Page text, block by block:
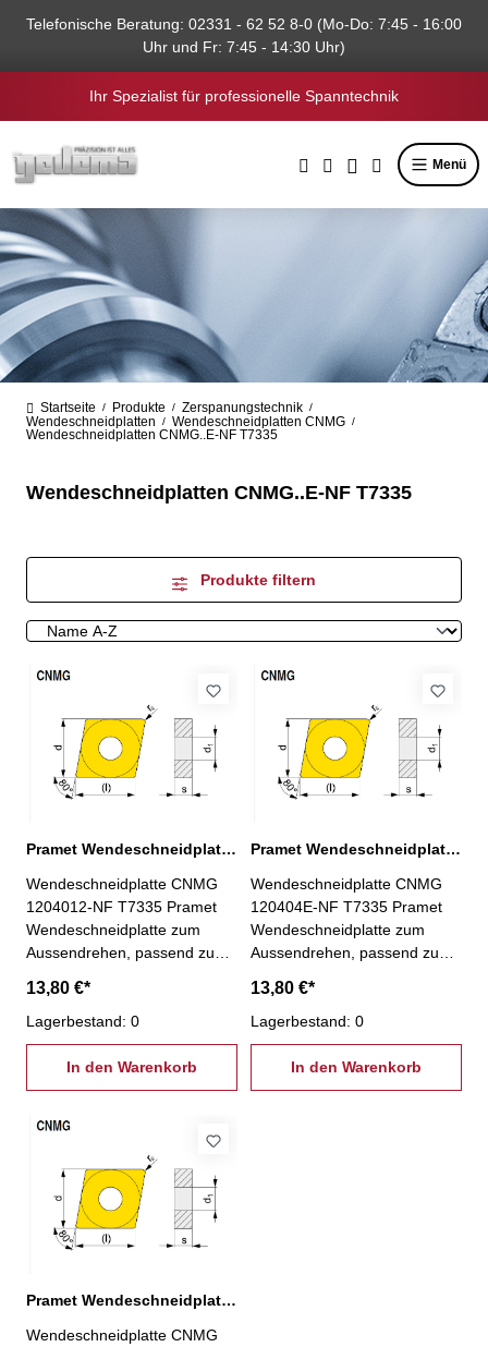
springen
Telefonische Beratung: 02331 - 62 52 8-0 (Mo-Do: 7:45 - 16:00
Uhr und Fr: 7:45 - 14:30 Uhr)
Ihr Spezialist für professionelle Spanntechnik
Menü
Startseite / Produkte / Zerspanungstechnik /
Wendeschneidplatten / Wendeschneidplatten CNMG /
Wendeschneidplatten CNMG..E-NF T7335
Wendeschneidplatten CNMG..E-NF T7335
Produkte filtern
Pramet Wendeschneidplatte CNMG 1204012-NF T7335
Wendeschneidplatte CNMG
1204012-NF T7335 Pramet
Wendeschneidplatte zum
Aussendrehen, passend zu
PCBNR/L und PCLNR/L
13,80 €*
Lagerbestand: 0
In den Warenkorb
Pramet Wendeschneidplatte CNMG 120404E-NF T7335
Wendeschneidplatte CNMG
120404E-NF T7335 Pramet
Wendeschneidplatte zum
Aussendrehen, passend zu
PCBNR/L und PCLNR/L
13,80 €*
Lagerbestand: 0
In den Warenkorb
Pramet Wendeschneidplatte CNMG 120408E-NF T7335
Wendeschneidplatte CNMG